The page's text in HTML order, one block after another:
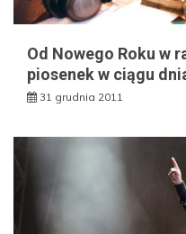
Od Nowego Roku w
piosenek w ciągu
31 grudnia 2011